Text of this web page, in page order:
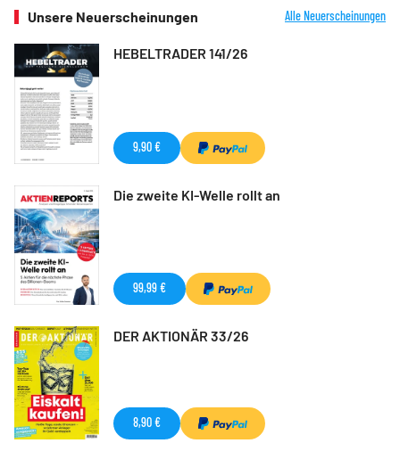
Unsere Neuerscheinungen Alle Neuerscheinungen
HEBELTRADER 141/26
9,90 €
Die zweite KI-Welle rollt an
99,99 €
DER AKTIONÄR 33/26
8,90 €